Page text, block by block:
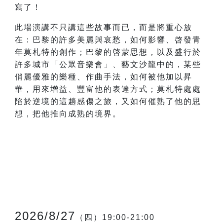
寫了！
此場演講不只講這些故事而已，而是將重心放
在：巴黎的許多美麗與哀愁，如何影響、啓發青
年莫札特的創作；巴黎的啓蒙思想，以及盛行於
許多城市「公眾音樂會」、藝文沙龍中的，某些
俏麗優雅的樂種、作曲手法，如何被他加以昇
華，用來增益、豐富他的表達方式；莫札特處處
陷於逆境的這趟感傷之旅，又如何催熟了他的思
想，把他推向成熟的境界。
2026/8/27 （四）19:00-21:00